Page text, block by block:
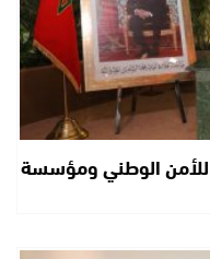
للأمن الوطني ومؤسسة